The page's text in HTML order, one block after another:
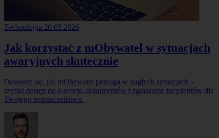
Technologia 20.05.2026
Jak korzystać z mObywatel w sytuacjach
awaryjnych skutecznie
Dowiedz się, jak mObywatel pomaga w nagłych sytuacjach –
szybki dostęp do e-recept, dokumentów i zgłaszanie incydentów dla
Twojego bezpieczeństwa.